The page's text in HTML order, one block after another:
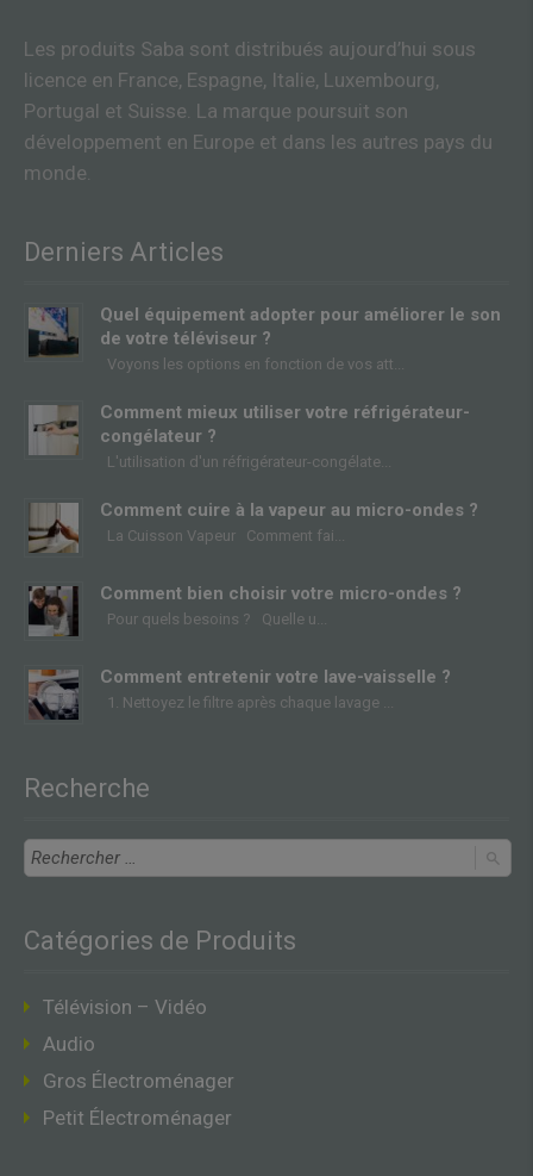
Les produits Saba sont distribués aujourd’hui sous
licence en France, Espagne, Italie, Luxembourg,
Portugal et Suisse. La marque poursuit son
développement en Europe et dans les autres pays du
monde.
Derniers Articles
Quel équipement adopter pour améliorer le son
de votre téléviseur ?
Voyons les options en fonction de vos att
Comment mieux utiliser votre réfrigérateur-
congélateur ?
L'utilisation d'un réfrigérateur-congélate
Comment cuire à la vapeur au micro-ondes ?
La Cuisson Vapeur Comment fai
Comment bien choisir votre micro-ondes ?
Pour quels besoins ? Quelle u
Comment entretenir votre lave-vaisselle ?
1. Nettoyez le filtre après chaque lavage
Recherche
Catégories de Produits
Télévision – Vidéo
Audio
Gros Électroménager
Petit Électroménager